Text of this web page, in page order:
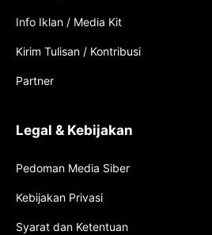
Info Iklan / Media Kit
Kirim Tulisan / Kontribusi
Partner
Legal & Kebijakan
Pedoman Media Siber
Kebijakan Privasi
Syarat dan Ketentuan